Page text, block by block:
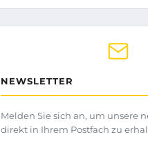
NEWSLETTER
Melden Sie sich an, um unsere
direkt in Ihrem Postfach zu